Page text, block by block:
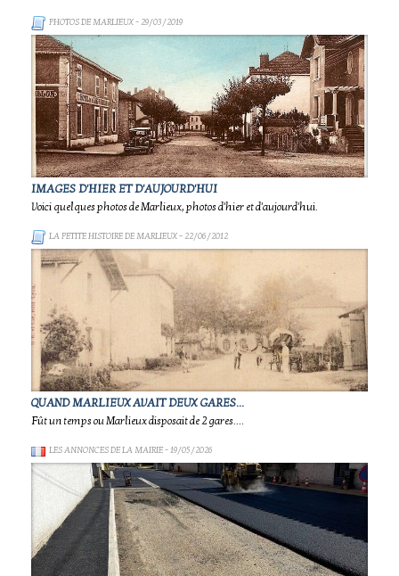
PHOTOS DE MARLIEUX- 29/03/2019
IMAGES D'HIER ET D'AUJOURD'HUI
Voici quelques photos de Marlieux, photos d'hier et d'aujourd'hui.
LA PETITE HISTOIRE DE MARLIEUX- 22/06/2012
QUAND MARLIEUX AVAIT DEUX GARES...
Fût un temps ou Marlieux disposait de 2 gares....
LES ANNONCES DE LA MAIRIE- 19/05/2026